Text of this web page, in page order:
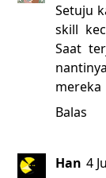
Setuju
skill
Saat
mereka
Balas
Han 4